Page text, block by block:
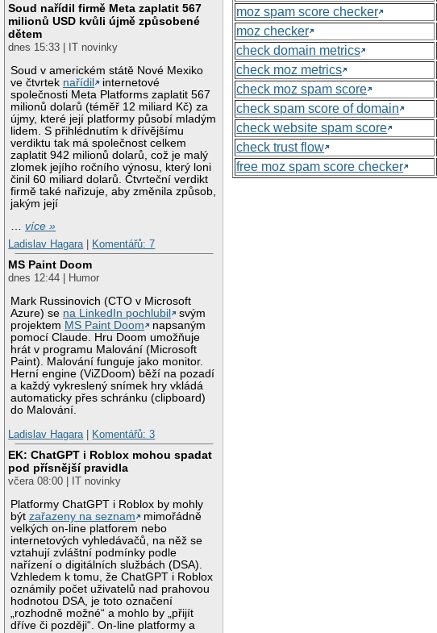
Soud nařídil firmě Meta zaplatit 567
milionů USD kvůli újmě způsobené
dětem
dnes 15:33 | IT novinky
Soud v americkém státě Nové Mexiko
ve čtvrtek nařídil
internetové
společnosti Meta Platforms zaplatit 567
milionů dolarů (téměř 12 miliard Kč) za
újmy, které její platformy působí mladým
lidem. S přihlédnutím k dřívějšímu
verdiktu tak má společnost celkem
zaplatit 942 milionů dolarů, což je malý
zlomek jejího ročního výnosu, který loni
činil 60 miliard dolarů. Čtvrteční verdikt
firmě také nařizuje, aby změnila způsob,
jakým její
…více »
Ladislav Hagara
Komentářů: 7
MS Paint Doom
dnes 12:44 | Humor
Mark Russinovich (CTO v Microsoft
Azure) se na LinkedIn pochlubil
svým
projektem MS Paint Doom
napsaným
pomocí Claude. Hru Doom umožňuje
hrát v programu Malování (Microsoft
Paint). Malování funguje jako monitor.
Herní engine (ViZDoom) běží na pozadí
a každý vykreslený snímek hry vkládá
automaticky přes schránku (clipboard)
do Malování.
Ladislav Hagara
Komentářů: 3
EK: ChatGPT i Roblox mohou spadat
pod přísnější pravidla
včera 08:00 | IT novinky
Platformy ChatGPT i Roblox by mohly
býtzařazeny na seznam
mimořádně
velkých on-line platforem nebo
internetových vyhledávačů, na něž se
vztahují zvláštní podmínky podle
nařízení o digitálních službách (DSA).
Vzhledem k tomu, že ChatGPT i Roblox
oznámily počet uživatelů nad prahovou
hodnotou DSA, je toto označení
„rozhodně možné“ a mohlo by „přijít
dříve či později“. On-line platformy a
moz spam score checker
moz checker
check domain metrics
check moz metrics
check moz spam score
check spam score of domain
check website spam score
check trust flow
free moz spam score checker